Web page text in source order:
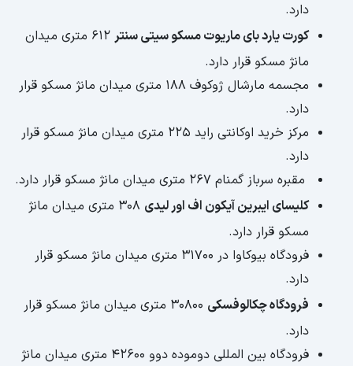
دارد.
کورت یارد بای ماریوت مسکو سیتی سنتر
612 متری میدان
مانژ مسکو قرار دارد.
مجسمه مارشال ژوکوف 188 متری میدان مانژ مسکو قرار
دارد.
مرکز خرید اوکانتی راید 225 متری میدان مانژ مسکو قرار
دارد.
مقبره سرباز گمنام 267 متری میدان مانژ مسکو قرار دارد.
کلیسای ایبرین آیکون اف اور لیدی
308 متری میدان مانژ
مسکو قرار دارد.
فرودگاه بیوکاوا در 31700 متری میدان مانژ مسکو قرار
دارد.
فرودگاه چکالوفسکی
30800 متری میدان مانژ مسکو قرار
دارد.
فرودگاه بین المللی دوموده دوو 42600 متری میدان مانژ